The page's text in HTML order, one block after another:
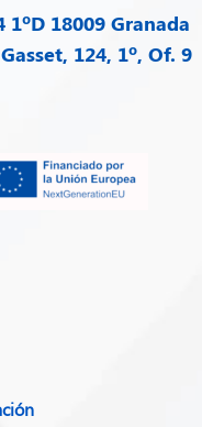
1ºD 18009 Granada
124, 1º, Of. 9